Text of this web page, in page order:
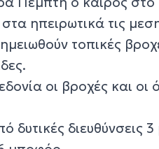
ηπειρωτικά τις
τοπικές
οι βροχές και οι
δυτικές διευθύνσεις